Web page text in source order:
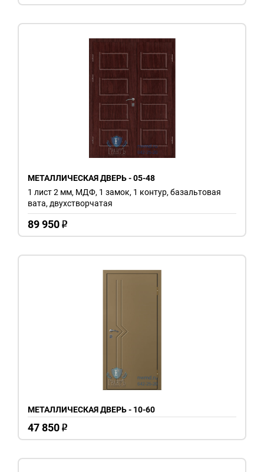
МЕТАЛЛИЧЕСКАЯ ДВЕРЬ - 05-48
89 950 o
1 лист 2 мм, МДФ, 1 замок, 1 контур, базальтовая
вата, двухстворчатая
МЕТАЛЛИЧЕСКАЯ ДВЕРЬ - 10-60
47 850 o